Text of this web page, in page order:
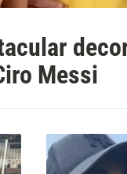
Messi